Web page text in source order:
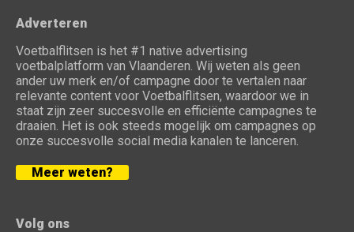
Adverteren
Voetbalflitsen is het #1 native advertising
voetbalplatform van Vlaanderen. Wij weten als geen
ander uw merk en/of campagne door te vertalen naar
relevante content voor Voetbalflitsen, waardoor we in
staat zijn zeer succesvolle en efficiënte campagnes te
draaien. Het is ook steeds mogelijk om campagnes op
onze succesvolle social media kanalen te lanceren.
Meer weten?
Volg ons